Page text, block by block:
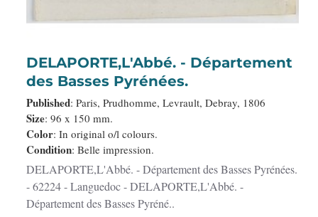
DELAPORTE,L'Abbé. - Département
des Basses Pyrénées.
Published: Paris, Prudhomme, Levrault, Debray, 1806
Size: 96 x 150 mm.
Color: In original o/l colours.
Condition: Belle impression.
DELAPORTE,L'Abbé. - Département des Basses Pyrénées.
- 62224 - Languedoc - DELAPORTE,L'Abbé. -
Département des Basses Pyréné..